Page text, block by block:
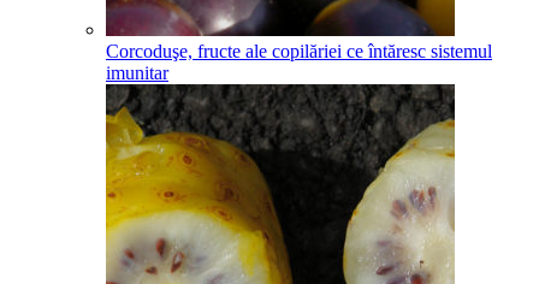
Corcoduşe, fructe ale copilăriei ce întăresc sistemul
imunitar